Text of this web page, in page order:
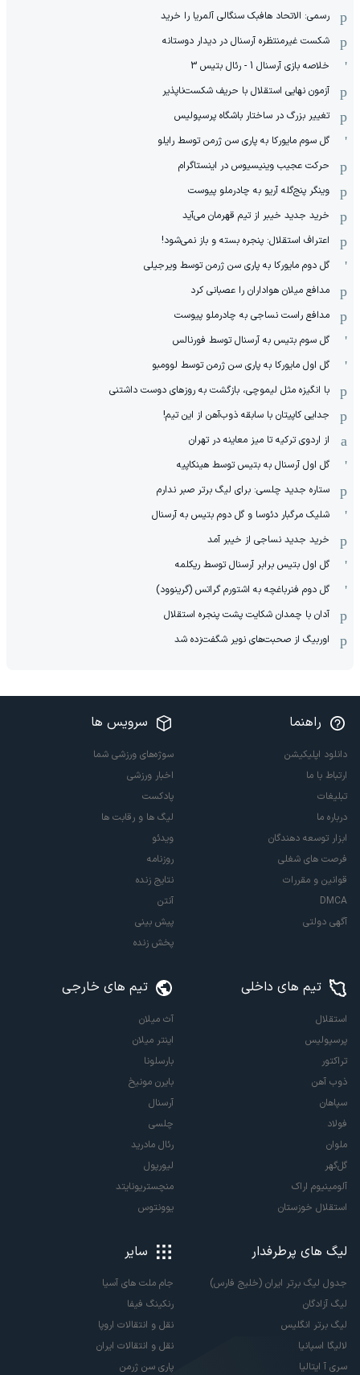
رسمی: الاتحاد هافبک سنگالی آلمریا را خرید
شکست غیرمنتظره آرسنال در دیدار دوستانه
خلاصه بازی آرسنال 1 - رئال بتیس 3
آزمون نهایی استقلال با حریف شکست‌ناپذیر
تغییر بزرگ در ساختار باشگاه پرسپولیس
گل سوم مایورکا به پاری سن ژرمن توسط رایلو
حرکت عجیب وینیسیوس در اینستاگرام
وینگر پنج‌گله آریو به چادرملو پیوست
خرید جدید خیبر از تیم قهرمان می‌آید
اعتراف استقلال: پنجره بسته و باز نمی‌شود!
گل دوم مایورکا به پاری سن ژرمن توسط ویرجیلی
مدافع میلان هواداران را عصبانی کرد
مدافع راست نساجی به چادرملو پیوست
گل سوم بتیس به آرسنال توسط فورنالس
گل اول مایورکا به پاری سن ژرمن توسط لوومبو
با انگیزه مثل لیموچی، بازگشت به روزهای دوست داشتنی
جدایی کاپیتان با سابقه ذوب‌آهن از این تیم!
از اردوی ترکیه تا میز معاینه در تهران
گل اول آرسنال به بتیس توسط هینکاپیه
ستاره جدید چلسی: برای لیگ برتر صبر ندارم
شلیک مرگبار دئوسا و گل دوم بتیس به آرسنال
خرید جدید نساجی از خیبر آمد
گل اول بتیس برابر آرسنال توسط ریکلمه
گل دوم فنرباغچه به اشتورم گراتس (گرینوود)
آدان با چمدان شکایت پشت پنجره استقلال
اوربیگ از صحبت‌های نویر شگفت‌زده شد
راهنما
دانلود اپلیکیشن
ارتباط با ما
تبلیغات
درباره ما
ابزار توسعه دهندگان
فرصت های شغلی
قوانین و مقررات
DMCA
آگهی دولتی
سرویس ها
سوژه‌های ورزشی شما
اخبار ورزشی
پادکست
لیگ ها و رقابت ها
ویدئو
روزنامه
نتایج زنده
آنتن
پیش بینی
پخش زنده
تیم های داخلی
استقلال
پرسپولیس
تراکتور
ذوب آهن
سپاهان
فولاد
ملوان
گل‌گهر
آلومینیوم اراک
استقلال خوزستان
تیم های خارجی
آث میلان
اینتر میلان
بارسلونا
بایرن مونیخ
آرسنال
چلسی
رئال مادرید
لیورپول
منچستریونایتد
یوونتوس
لیگ های پرطرفدار
جدول لیگ برتر ایران (خلیج فارس)
لیگ آزادگان
لیگ برتر انگلیس
لالیگا اسپانیا
سری آ ایتالیا
سایر
جام ملت های آسیا
رنکینگ فیفا
نقل و انتقالات اروپا
نقل و انتقالات ایران
پاری سن ژرمن